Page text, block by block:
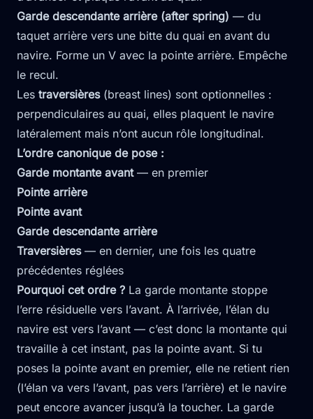
Garde descendante arrière (after spring) — du
taquet arrière vers une bitte du quai en avant du
navire. Forme un V avec la pointe arrière. Empêche
le recul.
Les traversières(breast lines) sont optionnelles :
perpendiculaires au quai, elles plaquent le navire
latéralement mais n’ont aucun rôle longitudinal.
L’ordre canonique de pose :
Garde montante avant— en premier
Pointe arrière
Pointe avant
Garde descendante arrière
Traversières— en dernier, une fois les quatre
précédentes réglées
Pourquoi cet ordre ? La garde montante stoppe
l’erre résiduelle vers l’avant. À l’arrivée, l’élan du
navire est vers l’avant — c’est donc la montante qui
travaille à cet instant, pas la pointe avant. Si tu
poses la pointe avant en premier, elle ne retient rien
(l’élan va vers l’avant, pas vers l’arrière) et le navire
peut encore avancer jusqu’à la toucher. La garde